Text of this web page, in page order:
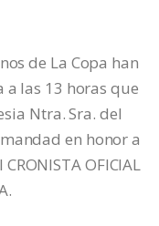
de La Copa han
las 13 horas que
Ntra. Sra. del
en honor a
OFICIAL